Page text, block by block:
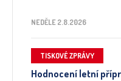
NEDĚLE 2.8.2026
TISKOVÉ ZPRÁVY
Hodnocení letní